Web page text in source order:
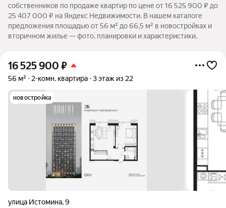
собственников по продаже квартир по цене от 16 525 900 ₽ до
25 407 000 ₽ на Яндекс Недвижимости. В нашем каталоге
предложения площадью от 56 м² до 66,5 м² в новостройках и
вторичном жилье — фото, планировки и характеристики.
16 525 900 ₽
56 м² 2-комн. квартира 3 этаж из 22
новостройка
улица Истомина,9